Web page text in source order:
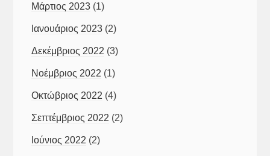
Μάρτιος 2023 (1)
Ιανουάριος 2023 (2)
Δεκέμβριος 2022 (3)
Νοέμβριος 2022 (1)
Οκτώβριος 2022 (4)
Σεπτέμβριος 2022 (2)
Ιούνιος 2022 (2)